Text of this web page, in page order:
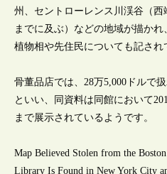
州、セントローレンス川渓谷（西
までに及ぶ）などの地域が描かれ
植物相や先住民についても記され
骨董品店では、28万5,000ドルで
といい、同資料は同館において
まで展示されているようです。
Map Believed Stolen from the
Library Is Found in New York City